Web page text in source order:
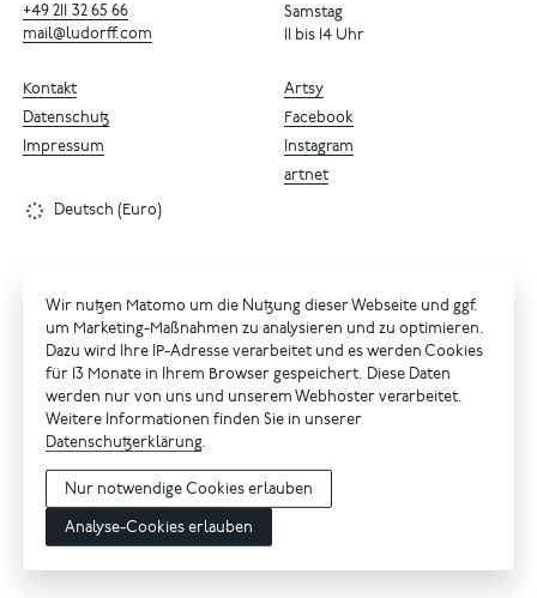
+49 211 32 65 66
mail@ludorff.com
Samstag
11 bis 14 Uhr
Artsy
Facebook
Instagram
artnet
Kontakt
Datenschutz
Impressum
Deutsch (Euro)
Wir nutzen Matomo um die Nutzung dieser Webseite und ggf.
um Marketing-Maßnahmen zu analysieren und zu optimieren.
Dazu wird Ihre IP-Adresse verarbeitet und es werden Cookies
für 13 Monate in Ihrem Browser gespeichert. Diese Daten
werden nur von uns und unserem Webhoster verarbeitet.
Weitere Informationen finden Sie in unserer
Datenschutzerklärung.
Nur notwendige Cookies erlauben
Analyse-Cookies erlauben